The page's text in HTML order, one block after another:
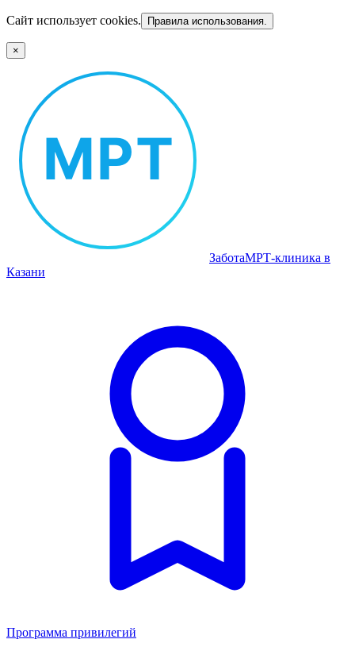
Сайт использует cookies. Правила использования.
×
ЗаботаМРТ‑клиника в
Казани
Программа привилегий